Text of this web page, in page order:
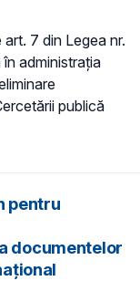
7 din Legea nr.
administraţia
publică
pentru
documentelor